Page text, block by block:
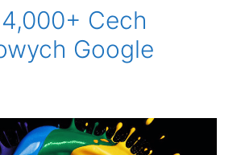
Cech
Google